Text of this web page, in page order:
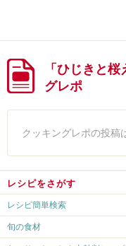
「ひじきと
グレポ
クッキングレポの投稿
レシピをさがす
レシピ簡単検索
旬の食材